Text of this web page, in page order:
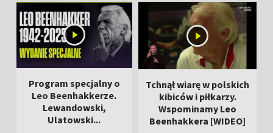
Program specjalny o
Leo Beenhakkerze.
Lewandowski,
Ulatowski...
Tchnął wiarę w polskich
kibiców i piłkarzy.
Wspominamy Leo
Beenhakkera [WIDEO]